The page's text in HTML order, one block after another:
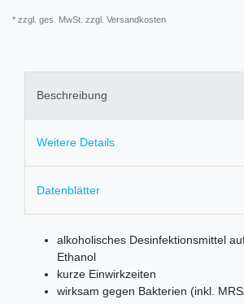
* zzgl. ges. MwSt. zzgl. Versandkosten
Beschreibung
Weitere Details
Datenblätter
alkoholisches Desinfektionsmittel
Ethanol
kurze Einwirkzeiten
wirksam gegen Bakterien (inkl.